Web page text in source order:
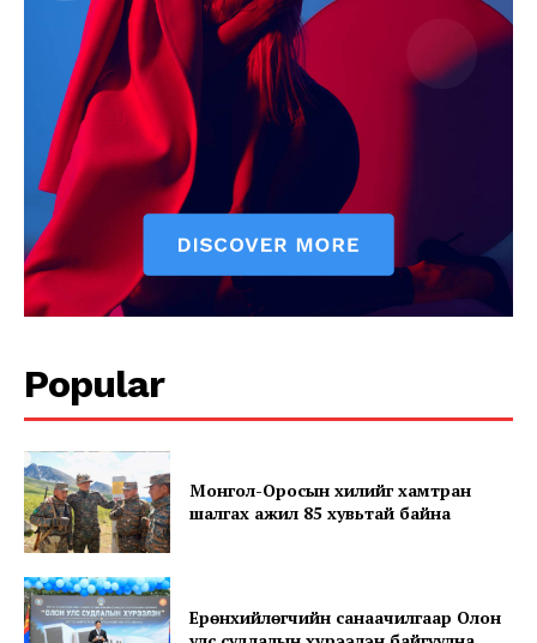
Popular
Монгол-Оросын хилийг хамтран
шалгах ажил 85 хувьтай байна
Ерөнхийлөгчийн санаачилгаар Олон